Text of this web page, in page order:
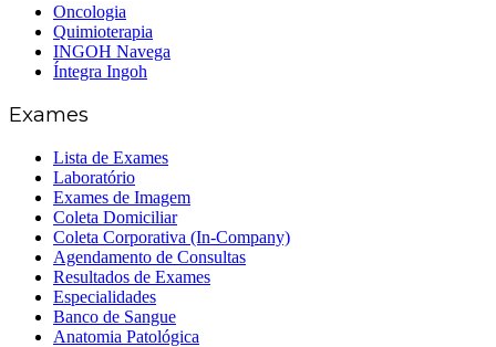
Oncologia
Quimioterapia
INGOH Navega
Íntegra Ingoh
Exames
Lista de Exames
Laboratório
Exames de Imagem
Coleta Domiciliar
Coleta Corporativa (In-Company)
Agendamento de Consultas
Resultados de Exames
Especialidades
Banco de Sangue
Anatomia Patológica